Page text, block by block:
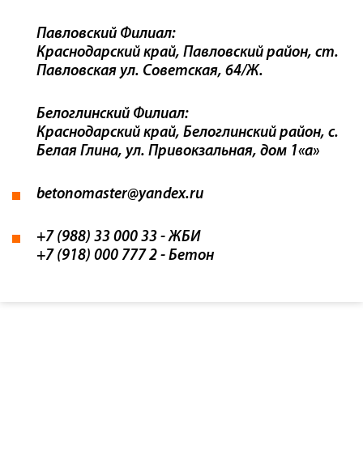
Павловский Филиал:
Краснодарский край, Павловский район, ст.
Павловская ул. Советская, 64/Ж.
Белоглинский Филиал:
Краснодарский край, Белоглинский район, с.
Белая Глина, ул. Привокзальная, дом 1«а»
betonomaster@yandex.ru
+7 (988) 33 000 33 - ЖБИ
+7 (918) 000 777 2 - Бетон